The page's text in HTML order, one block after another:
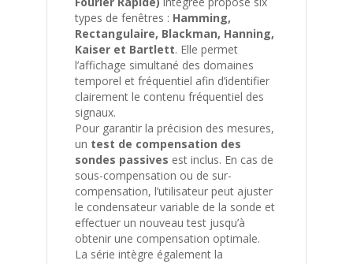
types de fenêtres : Hamming,
Rectangulaire, Blackman, Hanning,
Kaiser et Bartlett. Elle permet
l’affichage simultané des domaines
temporel et fréquentiel afin d’identifier
clairement le contenu fréquentiel des
signaux.
Pour garantir la précision des mesures,
un test de compensation des
sondes passives est inclus. En cas de
sous-compensation ou de sur-
compensation, l’utilisateur peut ajuster
le condensateur variable de la sonde et
effectuer un nouveau test jusqu’à
obtenir une compensation optimale.
La série intègre également la